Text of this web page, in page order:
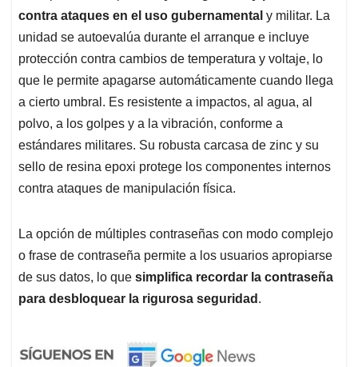
contra ataques en el uso gubernamental y militar. La
unidad se autoevalúa durante el arranque e incluye
protección contra cambios de temperatura y voltaje, lo
que le permite apagarse automáticamente cuando llega
a cierto umbral. Es resistente a impactos, al agua, al
polvo, a los golpes y a la vibración, conforme a
estándares militares. Su robusta carcasa de zinc y su
sello de resina epoxi protege los componentes internos
contra ataques de manipulación física.
La opción de múltiples contraseñas con modo complejo
o frase de contraseña permite a los usuarios apropiarse
de sus datos, lo que simplifica recordar la contraseña
para desbloquear la rigurosa seguridad .